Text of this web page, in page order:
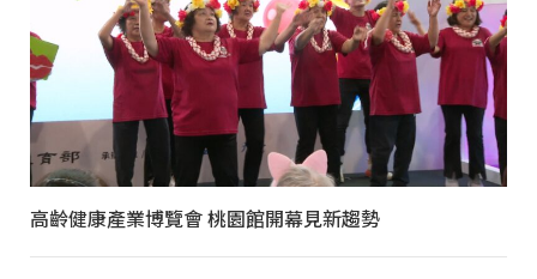
高齡健康產業博覽會 桃園館開幕見新趨勢